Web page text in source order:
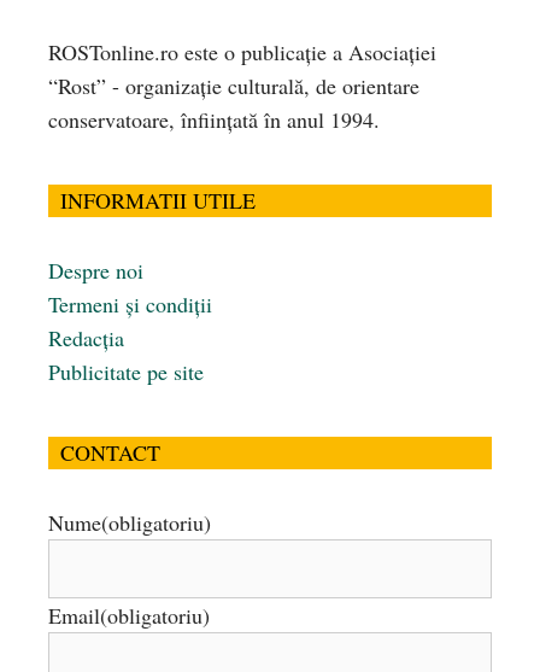
ROSTonline.ro este o publicaţie a Asociaţiei
“Rost” - organizaţie culturală, de orientare
conservatoare, înfiinţată în anul 1994.
INFORMATII UTILE
Despre noi
Termeni și condiții
Redacția
Publicitate pe site
CONTACT
Nume(obligatoriu)
Email(obligatoriu)